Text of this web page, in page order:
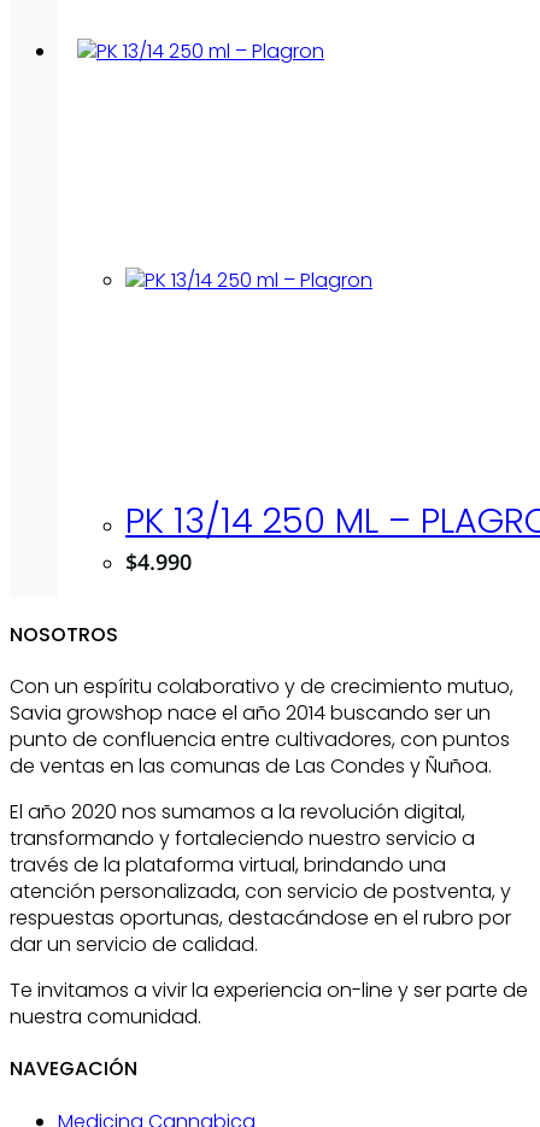
PK 13/14 250 ML –
$4.990
NOSOTROS
Con un espíritu colaborativo y de crecimiento mutuo,
Savia growshop nace el año 2014 buscando ser un
punto de confluencia entre cultivadores, con puntos
de ventas en las comunas de Las Condes y Ñuñoa.
El año 2020 nos sumamos a la revolución digital,
transformando y fortaleciendo nuestro servicio a
través de la plataforma virtual, brindando una
atención personalizada, con servicio de postventa, y
respuestas oportunas, destacándose en el rubro por
dar un servicio de calidad.
Te invitamos a vivir la experiencia on-line y ser parte de
nuestra comunidad.
NAVEGACIÓN
Medicina Cannabica